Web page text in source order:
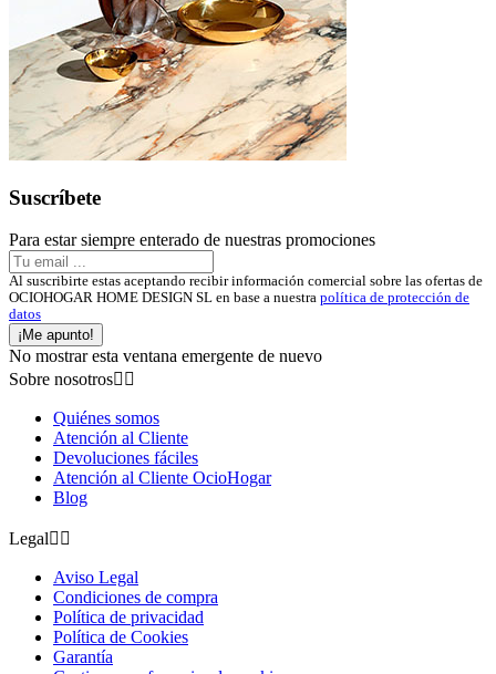
Suscríbete
Para estar siempre enterado de nuestras promociones
Al suscribirte estas aceptando recibir información comercial sobre las ofertas de
OCIOHOGAR HOME DESIGN SL en base a nuestra política de protección de
datos
¡Me apunto!
No mostrar esta ventana emergente de nuevo
Sobre nosotros 
Quiénes somos
Atención al Cliente
Devoluciones fáciles
Atención al Cliente OcioHogar
Blog
Legal 
Aviso Legal
Condiciones de compra
Política de privacidad
Política de Cookies
Garantía